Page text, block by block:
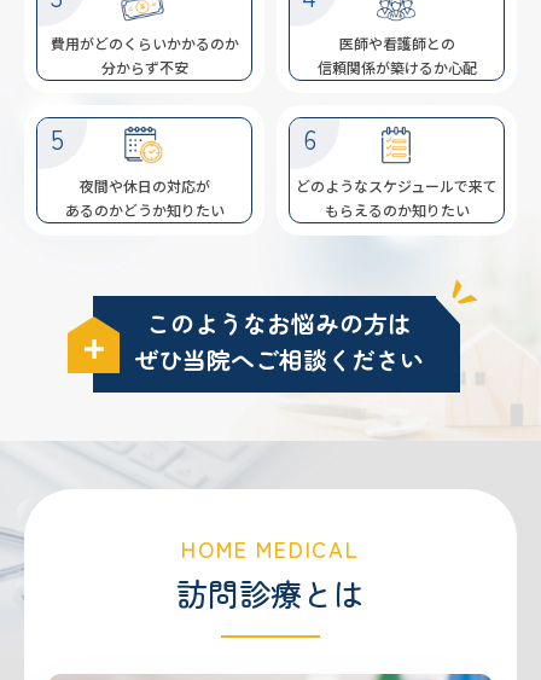
費用がどのくらいかかるのか
分からず不安
医師や看護師との
信頼関係が築けるか心配
夜間や休日の対応が
あるのかどうか知りたい
どのようなスケジュールで来て
もらえるのか知りたい
このようなお悩みの方は
ぜひ当院へご相談ください
HOME MEDICAL
訪問診療とは